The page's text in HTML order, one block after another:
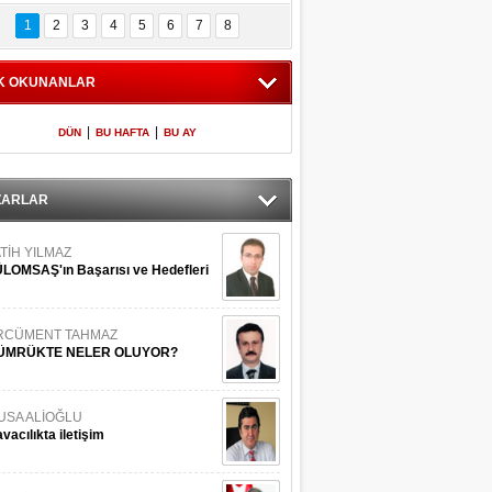
İstanbul
Adaları
600 milletvekilinin
listesi
1 2 3 4 5 6 7 8
OKUNANLAR
DÜN BU HAFTA BU AY
YILMAZ
Başarısı ve Hedefleri
TAHMAZ
NELER OLUYOR?
ALİOĞLU
iletişim